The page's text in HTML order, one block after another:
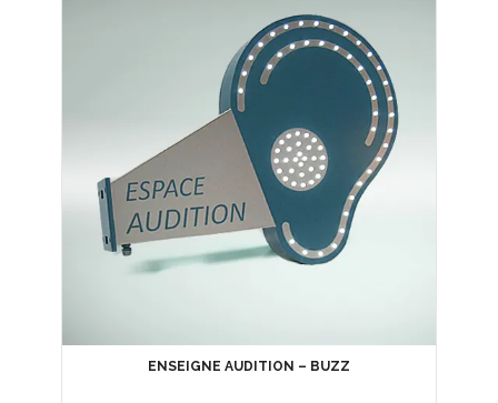
ENSEIGNE AUDITION – BUZZ